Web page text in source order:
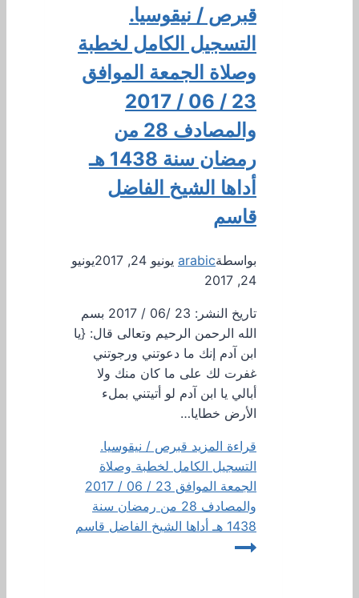
قبرص / نيقوسيا.
التسجيل الكامل لخطبة
وصلاة الجمعة الموافق
23 / 06 / 2017
والمصادف 28 من
رمضان سنة 1438 هـ
أداها الشيخ الفاضل
قاسم
بواسطةarabic يونيو 24, 2017
يونيو
24, 2017
تاريخ النشر: 23 /06 / 2017 بسم
الله الرحمن الرحيم وتعالى قال: {يا
ابن آدم إنك ما دعوتني ورجوتني
غفرت لك على ما كان منك ولا
أبالي يا ابن آدم لو أتيتني بملء
الأرض خطايا…
قراءة المزيد قبرص / نيقوسيا.
التسجيل الكامل لخطبة وصلاة
الجمعة الموافق 23 / 06 / 2017
والمصادف 28 من رمضان سنة
1438 هـ أداها الشيخ الفاضل قاسم